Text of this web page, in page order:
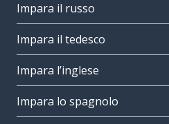
Impara il russo
Impara il tedesco
Impara l’inglese
Impara lo spagnolo